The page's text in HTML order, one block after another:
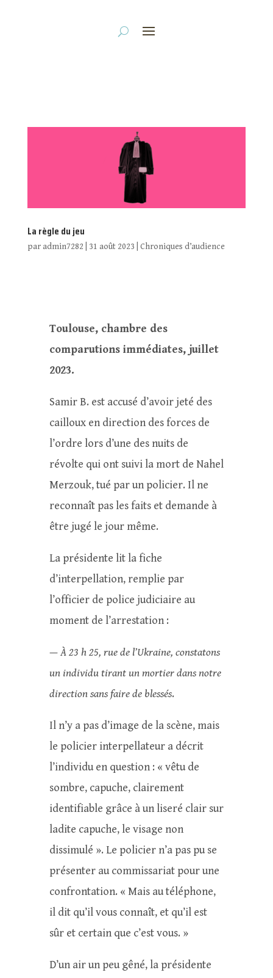
La règle du jeu
paradmin7282 31 août 2023 Chroniques d’audience
Toulouse, chambre des
comparutions immédiates, juillet
2023.
Samir B. est accusé d’avoir jeté des
cailloux en direction des forces de
l’ordre lors d’une des nuits de
révolte qui ont suivi la mort de Nahel
Merzouk, tué par un policier. Il ne
reconnaît pas les faits et demande à
être jugé le jour même.
La présidente lit la fiche
d’interpellation, remplie par
l’officier de police judiciaire au
moment de l’arrestation :
—À23 h 25, rue de l’Ukraine, constatons
un individu tirant un mortier dans notre
direction sans faire de blessés.
Il n’y a pas d’image de la scène, mais
le policier interpellateur a décrit
l’individu en question : « vêtu de
sombre, capuche, clairement
identifiable grâce à un liseré clair sur
ladite capuche, le visage non
dissimulé ». Le policier n’a pas pu se
présenter au commissariat pour une
confrontation. « Mais au téléphone,
il dit qu’il vous connaît, et qu’il est
sûr et certain que c’est vous. »
D’un air un peu gêné, la présidente